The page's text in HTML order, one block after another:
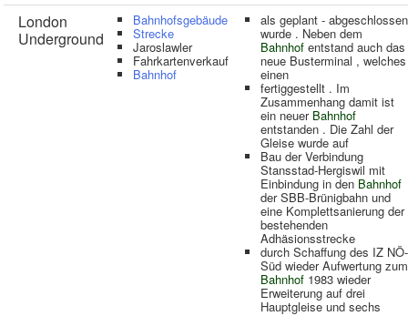
London
Underground
Bahnhofsgebäude
Strecke
Jaroslawler
Fahrkartenverkauf
Bahnhof
als geplant - abgeschlossen
wurde . Neben dem
Bahnhof entstand auch das
neue Busterminal , welches
einen
fertiggestellt . Im
Zusammenhang damit ist
ein neuer Bahnhof
entstanden . Die Zahl der
Gleise wurde auf
Bau der Verbindung
Stansstad-Hergiswil mit
Einbindung in den Bahnhof
der SBB-Brünigbahn und
eine Komplettsanierung der
bestehenden
Adhäsionsstrecke
durch Schaffung des IZ NÖ-
Süd wieder Aufwertung zum
Bahnhof 1983 wieder
Erweiterung auf drei
Hauptgleise und sechs